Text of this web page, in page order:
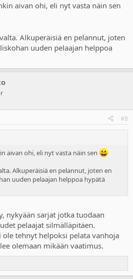
aivan ohi, eli nyt vasta näin sen
Alkuperäisiä en pelannut, joten
uuden pelaajan helppoa
#8
aivan ohi, eli nyt vasta näin sen
Alkuperäisiä en pelannut, joten en
uuden pelaajan helppoa hypätä
nykyään sarjat jotka tuodaan
pelaajat silmälläpitäen.
ole tehnyt helpoksi pelata vanhoja
olemaan mikään vaatimus.